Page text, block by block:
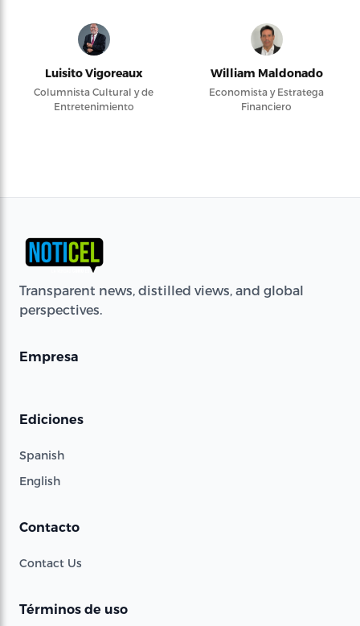
Luisito Vigoreaux
Columnista Cultural y de
Entretenimiento
William Maldonado
Economista y Estratega
Financiero
Transparent news, distilled views, and global
perspectives.
Empresa
Ediciones
Spanish
English
Contacto
Contact Us
Términos de uso